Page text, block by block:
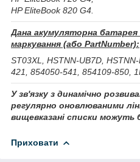
HP EliteBook 820 G4.
Дана акумуляторна
маркування (або PartNumber):
ST03XL, HSTNN-UB7D,
421, 854050-541, 854109-850,
У зв'язку з динамічно
регулярно оновлюваними
вищевказані списки можуть
Приховати